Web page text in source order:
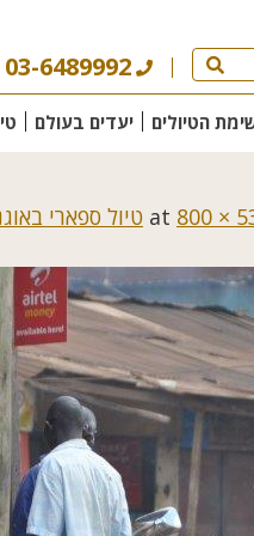
03-6489992
הטיולים יעדים בעולם
800 ×
טיול ספארי